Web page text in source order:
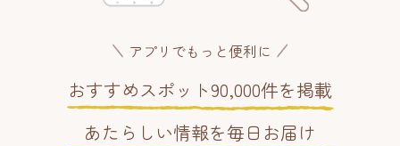
アプリでもっと便利に
おすすめスポット90,000件を掲載
あたらしい情報を毎日お届け